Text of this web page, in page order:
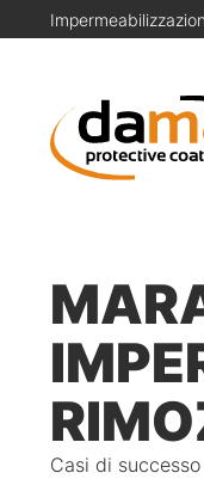
Casi di successo